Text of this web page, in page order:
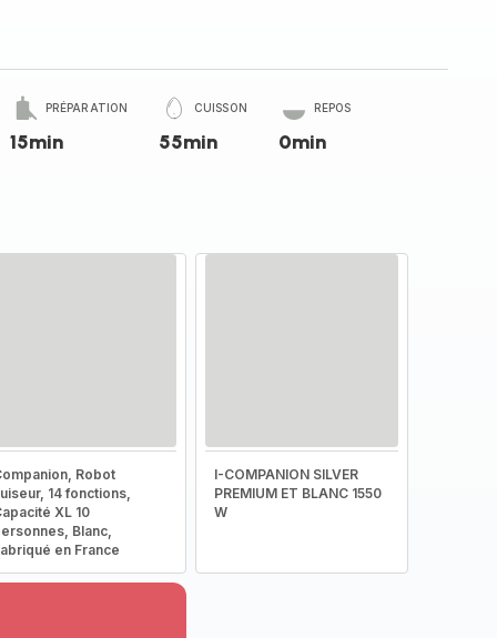
PRÉPARATION
15min
CUISSON
55min
REPOS
0min
Robot
14 fonctions,
XL 10
Blanc,
en France
I-COMPANION SILVER
PREMIUM ET BLANC 1550
W